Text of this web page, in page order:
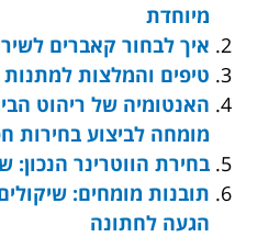
מיוחדת
איך לבחור קאברים
טיפים והמלצות למתנות
האנטומיה של ריהוט
מומחה לביצוע בחירות
בחירת הווטרינר הנכון:
תובנות מומחים:
הגעה לחתונה